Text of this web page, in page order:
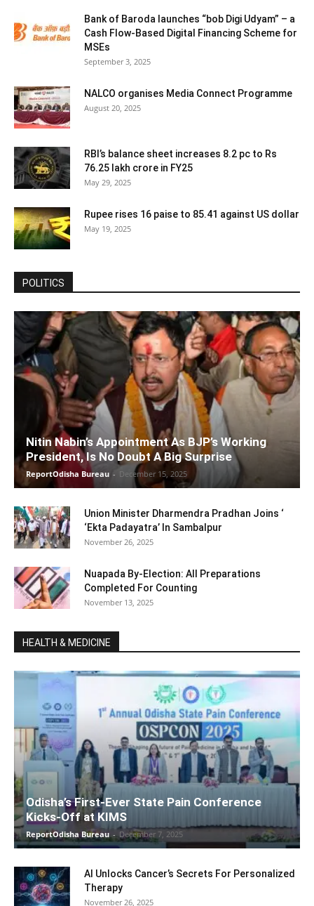
Bank of Baroda launches “bob Digi Udyam” – a
Cash Flow-Based Digital Financing Scheme for
MSEs
September 3, 2025
NALCO organises Media Connect Programme
August 20, 2025
RBI’s balance sheet increases 8.2 pc to Rs
76.25 lakh crore in FY25
May 29, 2025
Rupee rises 16 paise to 85.41 against US dollar
May 19, 2025
POLITICS
Nitin Nabin’s Appointment As BJP’s Working
President, Is No Doubt A Big Surprise
ReportOdisha Bureau - December 15, 2025
Union Minister Dharmendra Pradhan Joins ‘
‘Ekta Padayatra’ In Sambalpur
November 26, 2025
Nuapada By-Election: All Preparations
Completed For Counting
November 13, 2025
HEALTH & MEDICINE
Odisha’s First-Ever State Pain Conference
Kicks-Off at KIMS
ReportOdisha Bureau - December 7, 2025
AI Unlocks Cancer’s Secrets For Personalized
Therapy
November 26, 2025